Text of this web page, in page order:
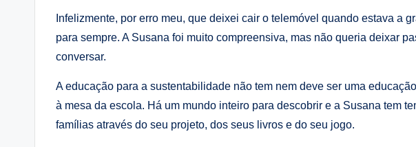
Infelizmente, por erro meu, que deixei cair o telemóvel quando estava a
para sempre. A Susana foi muito compreensiva, mas não queria deixar
conversar.
A educação para a sustentabilidade não tem nem deve ser uma
à mesa da escola. Há um mundo inteiro para descobrir e a Susana tem
famílias através do seu projeto, dos seus livros e do seu jogo.